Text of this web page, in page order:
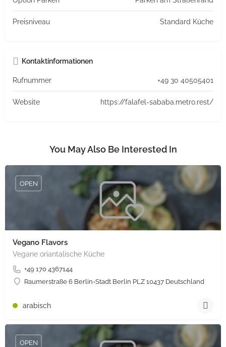
Preisniveau Standard Küche
Kontaktinformationen
Rufnummer +49 30 40505401
Website https://falafel-sababa.metro.rest/
You May Also Be Interested In
Vegano Flavors
Vegane oriantalische Küche
+49 170 4367144
Raumerstraße 6 Berlin-Stadt Berlin PLZ 10437 Deutschland
OPEN
arabisch
OPEN